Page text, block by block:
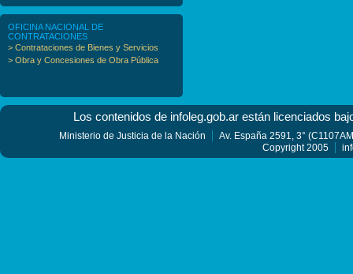
OFICINA NACIONAL DE
CONTRATACIONES
> Contrataciones de Bienes y Servicios
> Obra y Concesiones de Obra Pública
Los contenidos de infoleg.gob.ar están licenciados
Ministerio de Justicia de la Nación
Av. España 2591, 3°
Copyright 2005